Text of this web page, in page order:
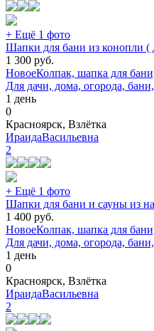
+ Ещё 1 фото
Шапки для бани из конопли (
1 300 руб.
НовоеКолпак, шапка для
Для дачи, дома, огорода,
1 день
0
Красноярск, Взлётка
ИраидаВасильевна
2
+ Ещё 1 фото
Шапки для бани и сауны из
1 400 руб.
НовоеКолпак, шапка для
Для дачи, дома, огорода,
1 день
0
Красноярск, Взлётка
ИраидаВасильевна
2